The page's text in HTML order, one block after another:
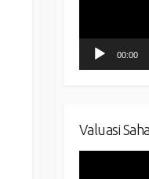
00:00
Valuasi